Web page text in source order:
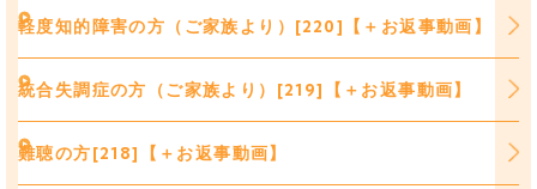
軽度知的障害の方（ご家族より）[220]【＋お返事動画】
統合失調症の方（ご家族より）[219]【＋お返事動画】
難聴の方[218]【＋お返事動画】